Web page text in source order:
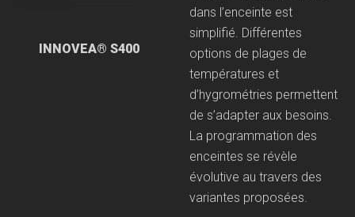
INNOVEA® S400
dans l’enceinte est
simplifié. Différentes
options de plages de
températures et
d’hygrométries permettent
de s’adapter aux besoins.
La programmation des
enceintes se révèle
évolutive au travers des
variantes proposées.